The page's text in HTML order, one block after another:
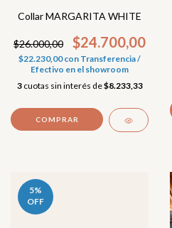
Collar MARGARITA WHITE
$26.000,00 $24.700,00
$22.230,00con Transferencia /
Efectivo en el showroom
3 cuotas sin interés de$8.233,33
5%
OFF